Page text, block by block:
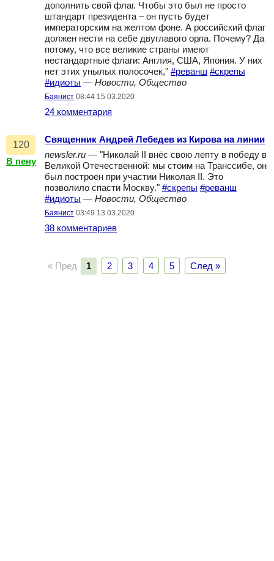
дополнить свой флаг. Чтобы это был не просто
штандарт президента – он пусть будет
императорским на желтом фоне. А российский флаг
должен нести на себе двуглавого орла. Почему? Да
потому, что все великие страны имеют
нестандартные флаги: Англия, США, Япония. У них
нет этих унылых полосочек," #реванш #скрепы
#идиоты — Новости, Общество
Баянист 08:44 15.03.2020
24 комментария
120
В пену
Священник Андрей Лебедев из Кирова на линии
newsler.ru — "Николай II внёс свою лепту в победу в
Великой Отечественной: мы стоим на Транссибе, он
был построен при участии Николая II. Это
позволило спасти Москву." #скрепы #реванш
#идиоты — Новости, Общество
Баянист 03:49 13.03.2020
38 комментариев
« Пред 1 2 3 4 5 След »